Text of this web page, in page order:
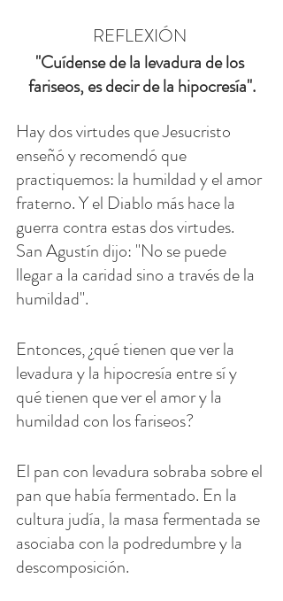
REFLEXIÓN
"Cuídense de la levadura de los
fariseos, es decir de la hipocresía".
Hay dos virtudes que Jesucristo
enseñó y recomendó que
practiquemos: la humildad y el amor
fraterno. Y el Diablo más hace la
guerra contra estas dos virtudes.
San Agustín dijo: "No se puede
llegar a la caridad sino a través de la
humildad".
Entonces, ¿qué tienen que ver la
levadura y la hipocresía entre sí y
qué tienen que ver el amor y la
humildad con los fariseos?
El pan con levadura sobraba sobre el
pan que había fermentado. En la
cultura judía, la masa fermentada se
asociaba con la podredumbre y la
descomposición.